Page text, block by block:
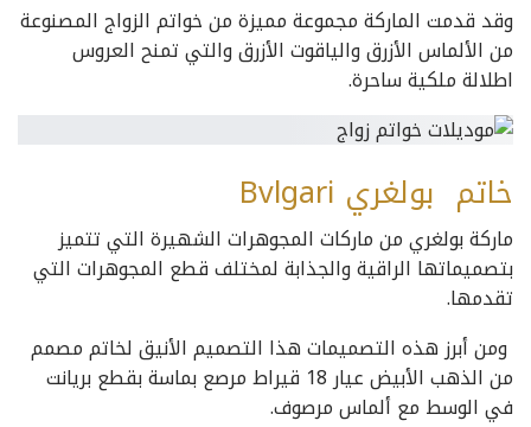
وقد قدمت الماركة مجموعة مميزة من خواتم الزواج المصنوعة
من الألماس الأزرق والياقوت الأزرق والتي تمنح العروس
اطلالة ملكية ساحرة.
خاتم بولغري Bvlgari
ماركة بولغري من ماركات المجوهرات الشهيرة التي تتميز
بتصميماتها الراقية والجذابة لمختلف قطع المجوهرات التي
تقدمها.
ومن أبرز هذه التصميمات هذا التصميم الأنيق لخاتم مصمم
من الذهب الأبيض عيار 18 قيراط مرصع بماسة بقطع بريانت
في الوسط مع ألماس مرصوف.